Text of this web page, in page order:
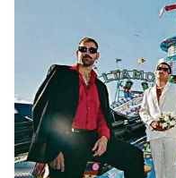
METÁSTASIS
El hijo de Joe Biden
padre “va más allá de